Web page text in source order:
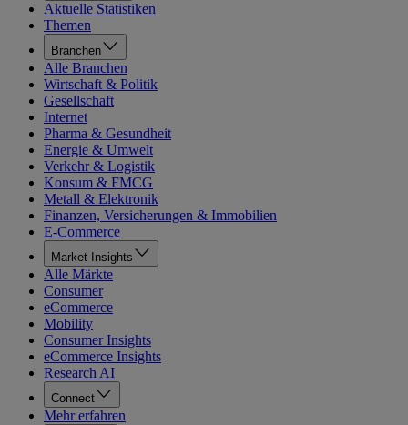
Aktuelle Statistiken
Themen
Branchen
Alle Branchen
Wirtschaft & Politik
Gesellschaft
Internet
Pharma & Gesundheit
Energie & Umwelt
Verkehr & Logistik
Konsum & FMCG
Metall & Elektronik
Finanzen, Versicherungen & Immobilien
E-Commerce
Market Insights
Alle Märkte
Consumer
eCommerce
Mobility
Consumer Insights
eCommerce Insights
Research AI
Connect
Mehr erfahren